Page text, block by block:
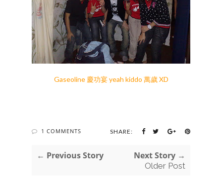
Gaseoline 慶功宴 yeah kiddo 萬歲 XD
1 COMMENTS SHARE:
← Previous Story Next Story →
Older Post